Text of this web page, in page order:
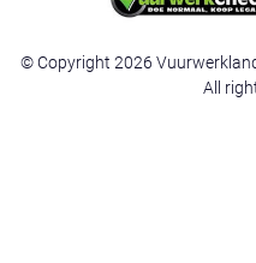
© Copyright 2026
All